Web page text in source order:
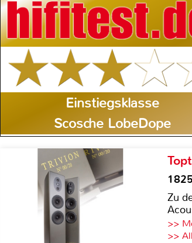
Einstiegsklasse
Scosche LobeDope
Zu
>>
>>